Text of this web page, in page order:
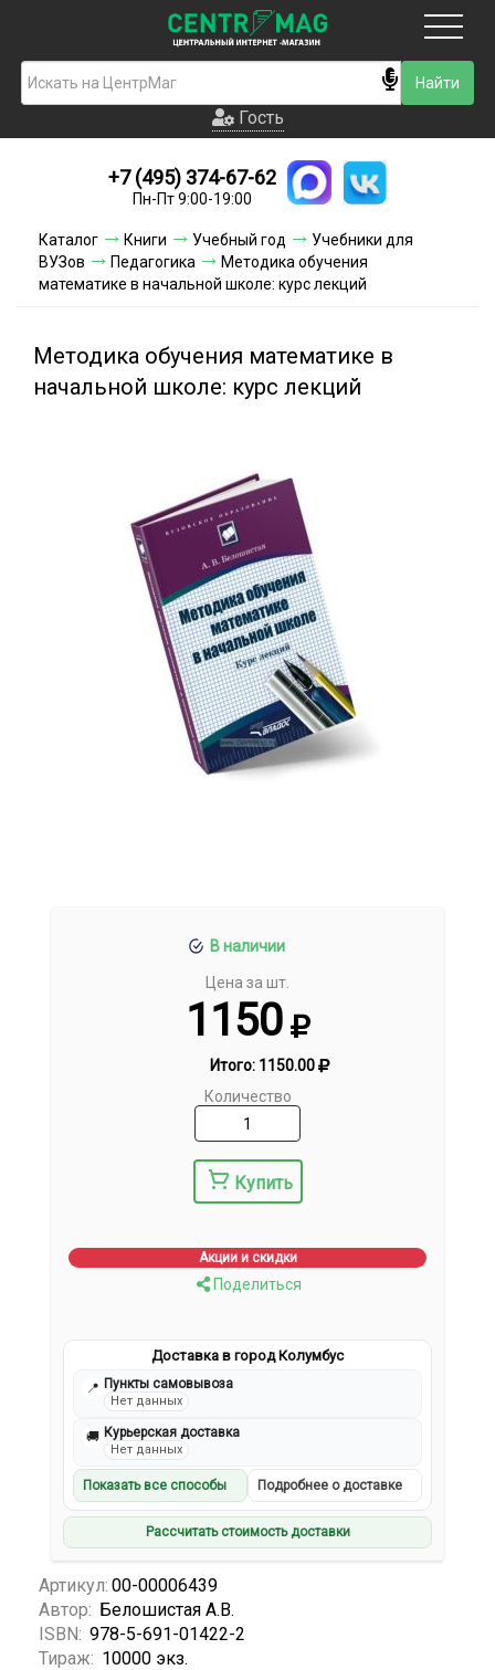
Гость
Новинки
Условия доставки
Условия оплаты
Гость
+7 (495) 374-67-62
Пн-Пт 9:00-19:00
Каталог Книги Учебный год
Учебники для
ВУЗов
Педагогика
Методика обучения
математике в начальной школе: курс лекций
Методика обучения математике в
начальной школе: курс лекций
В наличии
Цена за шт.
1150
Итого: 1150.00
Количество
Купить
Акции и скидки
Поделиться
Доставка в город Колумбус
📍 Пункты самовывоза
Нет данных
🚚 Курьерская доставка
Нет данных
Показать все способы Подробнее о доставке
Рассчитать стоимость доставки
Артикул: 00-00006439
Автор: Белошистая А.В.
ISBN: 978-5-691-01422-2
Тираж: 10000 экз.